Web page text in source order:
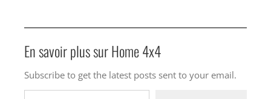
En savoir plus sur Home 4x4
Subscribe to get the latest posts sent to your email.
Saisissez votre adresse e-mail…